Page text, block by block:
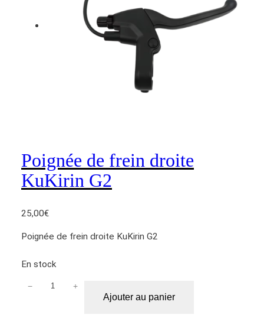
Poignée de frein droite
KuKirin G2
25,00€
Poignée de frein droite KuKirin G2
En stock
− +
Ajouter au panier